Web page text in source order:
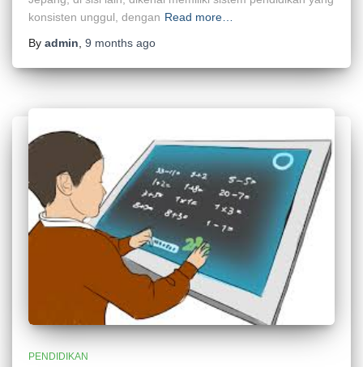
konsisten unggul, dengan Read more…
By admin 9 months ago
PENDIDIKAN